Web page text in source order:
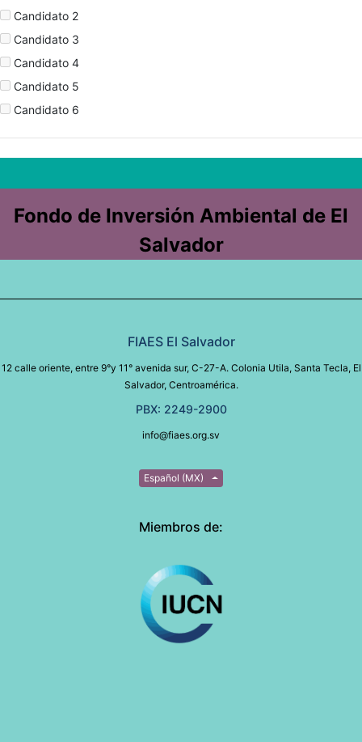
Candidato 2
Candidato 3
Candidato 4
Candidato 5
Candidato 6
Fondo de Inversión Ambiental de El
Salvador
FIAES El Salvador
12 calle oriente, entre 9°y 11° avenida sur, C-27-A. Colonia Utila, Santa Tecla, El
Salvador, Centroamérica.
PBX: 2249-2900
info@fiaes.org.sv
Español (MX)
Miembros de: